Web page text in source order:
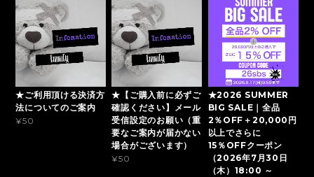
★ご利用頂ける決済方
法についてのご案内
¥50
★【ご購入前に必ずご
確認ください】メール
受信設定のお願い（重
要なご案内が届かない
場合がございます）
¥50
★2026 SUMMER
BIG SALE｜全品
2％OFF＋20,000円
以上でさらに
15％OFFクーポン
（2026年7月30日
（木）18:00 ～